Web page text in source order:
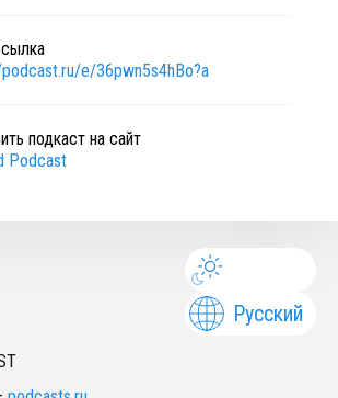
e/36pwn5s4hBo?a
подкаст на сайт
Podcast
Русский